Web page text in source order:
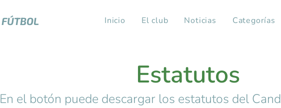
FÚTBOL Inicio El club Noticias Categorías
Estatutos
En el botón puede descargar los estatutos del